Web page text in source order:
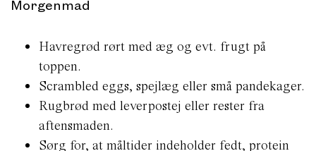
Morgenmad
Havregrød rørt med æg og evt. frugt på
toppen.
Scrambled eggs, spejlæg eller små pandekager.
Rugbrød med leverpostej eller rester fra
aftensmaden.
Sørg for, at måltider indeholder fedt, protein